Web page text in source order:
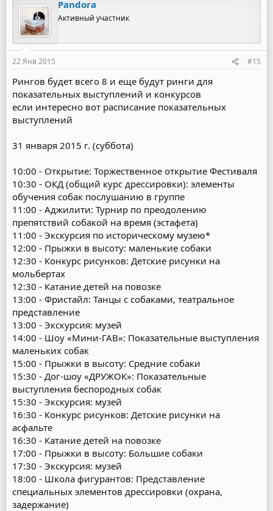
Pandora
Активный участник
22 Янв 2015 #15
Рингов будет всего 8 и еще будут ринги для
показательных выступлений и конкурсов
если интересно вот расписание показательных
выступлений
31 января 2015 г. (суббота)
10:00 - Открытие: Торжественное открытие Фестиваля
10:30 - ОКД (общий курс дрессировки): элементы
обучения собак послушанию в группе
11:00 - Аджилити: Турнир по преодолению
препятствий собакой на время (эстафета)
11:00 - Экскурсия по историческому музею*
12:00 - Прыжки в высоту: маленькие собаки
12:30 - Конкурс рисунков: Детские рисунки на
мольбертах
12:30 - Катание детей на повозке
13:00 - Фристайл: Танцы с собаками, театральное
представление
13:00 - Экскурсия: музей
14:00 - Шоу «Мини-ГАВ»: Показательные выступления
маленьких собак
15:00 - Прыжки в высоту: Средние собаки
15:30 - Дог-шоу «ДРУЖОК»: Показательные
выступления беспородных собак
15:30 - Экскурсия: музей
16:30 - Конкурс рисунков: Детские рисунки на
асфальте
16:30 - Катание детей на повозке
17:00 - Прыжки в высоту: Большие собаки
17:30 - Экскурсия: музей
18:00 - Школа фигурантов: Представление
специальных элементов дрессировки (охрана,
задержание)